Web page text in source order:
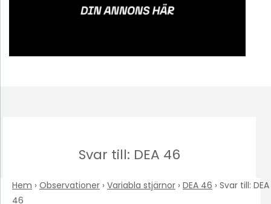
Svar till: DEA 46
Hem › Observationer › Variabla stjärnor › DEA 46 › Svar till: DEA
46